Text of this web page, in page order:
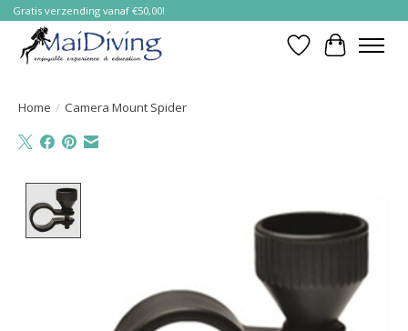
Gratis verzending vanaf €50,00!
Verlanglijst
Home / Camera Mount Spider